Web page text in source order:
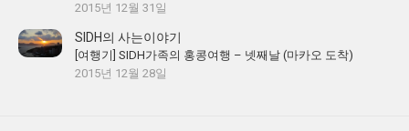
2015년 12월 31일
SIDH의 사는이야기
[여행기] SIDH가족의 홍콩여행 – 넷째날 (마카오 도착)
2015년 12월 28일